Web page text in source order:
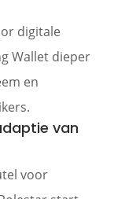
digitale
Wallet dieper
en
van
voor